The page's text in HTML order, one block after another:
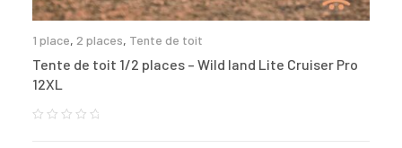
1 place, 2 places, Tente de toit
Tente de toit 1/2 places – Wild land Lite Cruiser Pro
12XL